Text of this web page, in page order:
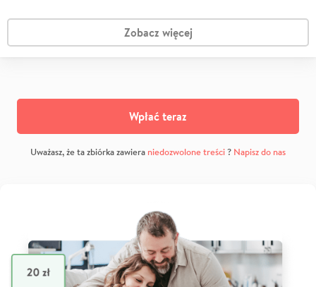
Zobacz więcej
Wpłać teraz
Uważasz, że ta zbiórka zawiera niedozwolone treści? Napisz do nas